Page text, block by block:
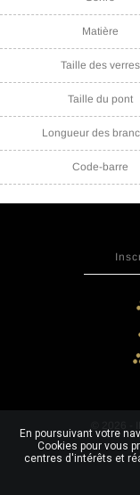
Matière
Taille des verres
Taille du pont
Longueur des
Code-barre
En poursuivant votre
Cookies pour vous
centres d'intérêts et